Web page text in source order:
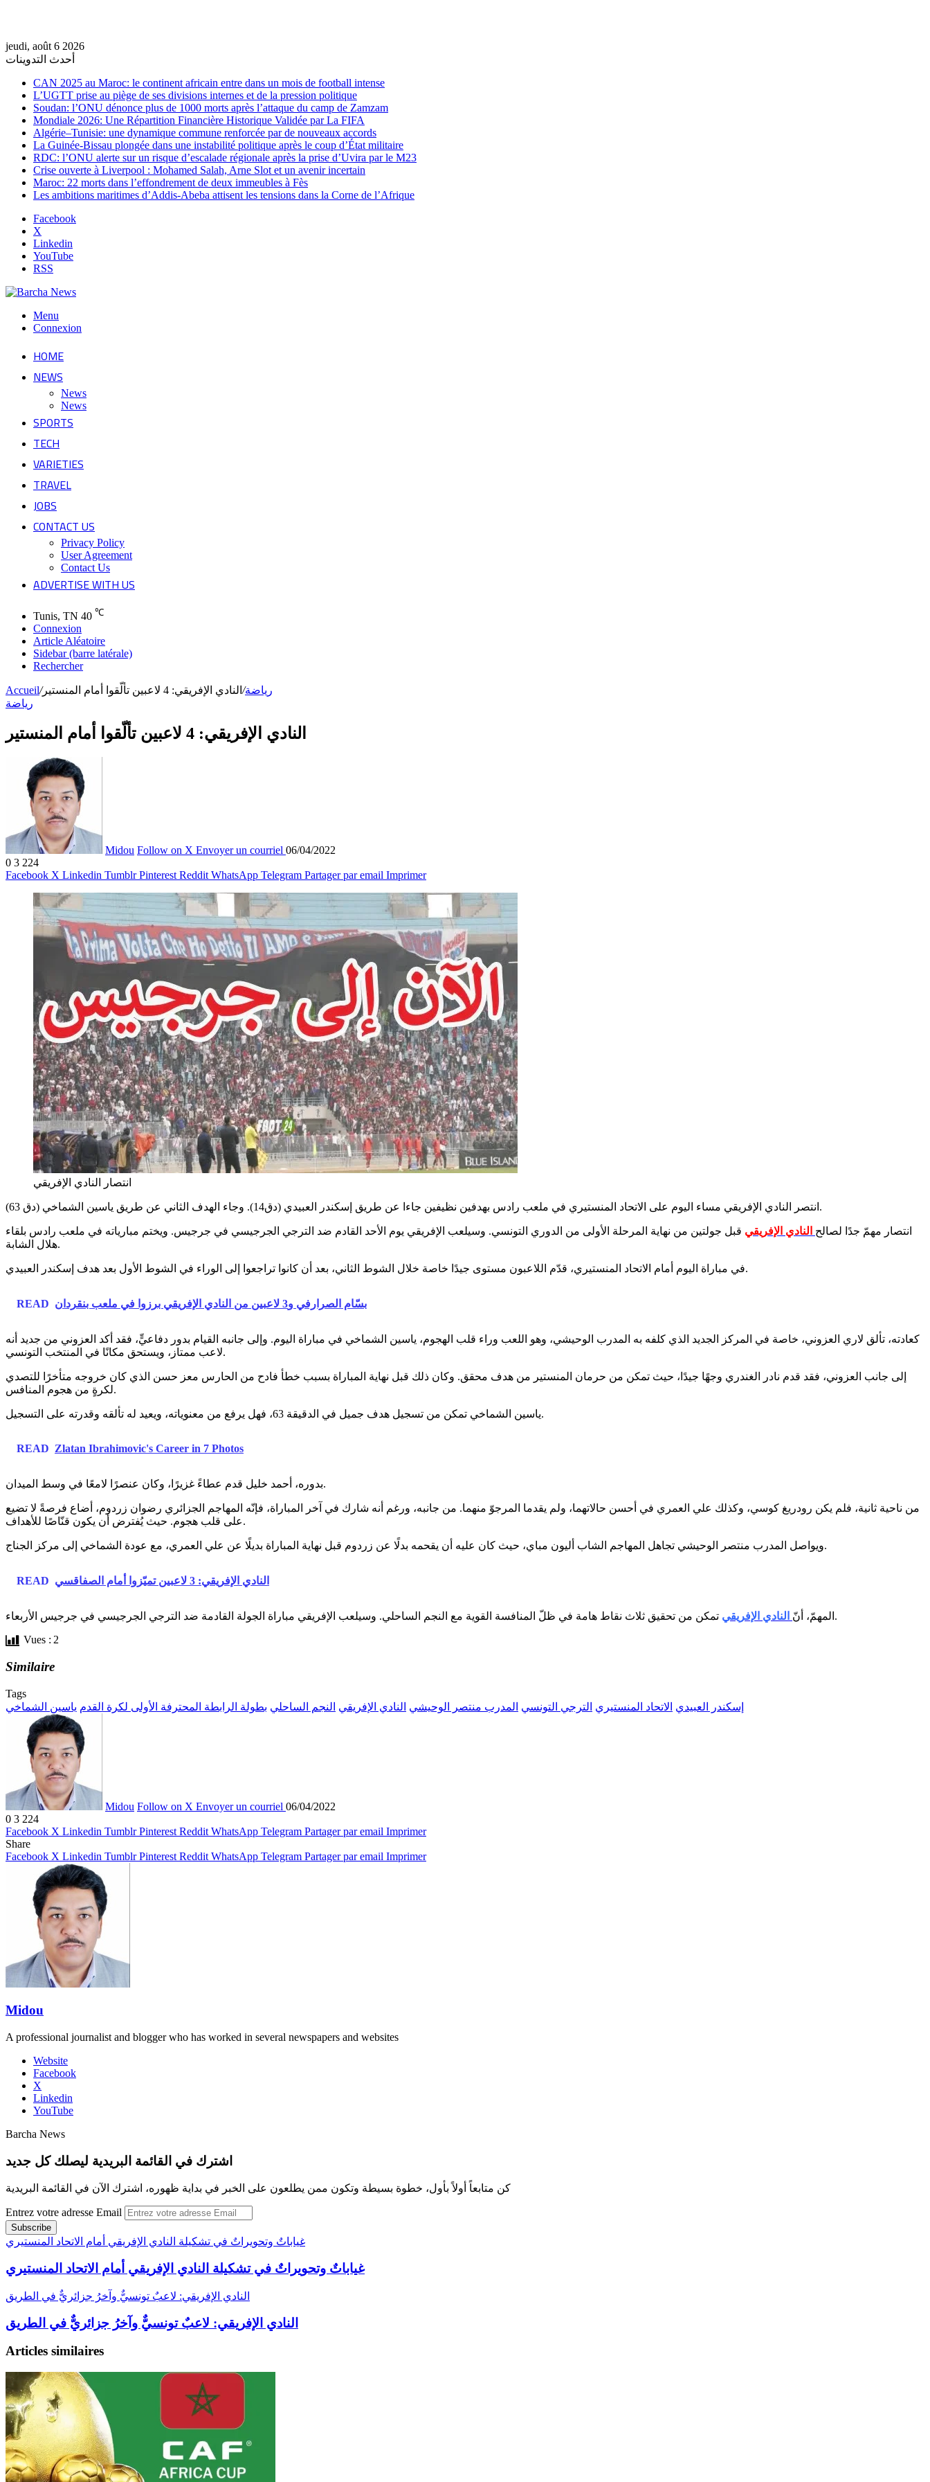
jeudi, août 6 2026
أحدث التدوينات
CAN 2025 au Maroc: le continent africain entre dans un mois de football intense
L’UGTT prise au piège de ses divisions internes et de la pression politique
Soudan: l’ONU dénonce plus de 1000 morts après l’attaque du camp de Zamzam
Mondiale 2026: Une Répartition Financière Historique Validée par La FIFA
Algérie–Tunisie: une dynamique commune renforcée par de nouveaux accords
La Guinée-Bissau plongée dans une instabilité politique après le coup d’État militaire
RDC: l’ONU alerte sur un risque d’escalade régionale après la prise d’Uvira par le M23
Crise ouverte à Liverpool : Mohamed Salah, Arne Slot et un avenir incertain
Maroc: 22 morts dans l’effondrement de deux immeubles à Fès
Les ambitions maritimes d’Addis-Abeba attisent les tensions dans la Corne de l’Afrique
Facebook
X
Linkedin
YouTube
RSS
Menu
Connexion
HOME
NEWS
News
News
SPORTS
TECH
VARIETIES
TRAVEL
JOBS
CONTACT US
Privacy Policy
User Agreement
Contact Us
ADVERTISE WITH US
Tunis, TN 40 ℃
Connexion
Article Aléatoire
Sidebar (barre latérale)
Rechercher
Accueil/ رياضة/ النادي الإفريقي: 4 لاعبين تألّقوا أمام المنستير
رياضة
النادي الإفريقي: 4 لاعبين تألّقوا أمام المنستير
Midou Follow on X Envoyer un courriel 06/04/2022
0 3 224
Facebook X Linkedin Tumblr Pinterest Reddit WhatsApp Telegram Partager par email Imprimer
انتصار النادي الإفريقي
انتصر النادي الإفريقي مساء اليوم على الاتحاد المنستيري في ملعب رادس بهدفين نظيفين جاءا عن طريق إسكندر العبيدي (دق14). وجاء الهدف الثاني عن طريق ياسين الشماخي (دق 63).
انتصار مهمّ جدًا لصالح النادي الإفريقي قبل جولتين من نهاية المرحلة الأولى من الدوري التونسي. وسيلعب الإفريقي يوم الأحد القادم ضد الترجي الجرجيسي في جرجيس. ويختم مبارياته في ملعب رادس بلقاء
هلال الشابة.
في مباراة اليوم أمام الاتحاد المنستيري، قدّم اللاعبون مستوى جيدًا خاصة خلال الشوط الثاني، بعد أن كانوا تراجعوا إلى الوراء في الشوط الأول بعد هدف إسكندر العبيدي.
READ بسّام الصرارفي و3 لاعبين من النادي الإفريقي برزوا في ملعب بنقردان
كعادته، تألق لاري العزوني، خاصة في المركز الجديد الذي كلفه به المدرب الوحيشي، وهو اللعب وراء قلب الهجوم، ياسين الشماخي في مباراة اليوم. وإلى جانبه القيام بدور دفاعيٍّ، فقد أكد العزوني من جديد أنه
لاعب ممتاز، ويستحق مكانًا في المنتخب التونسي.
إلى جانب العزوني، فقد قدم نادر الغندري وجهًا جيدًا، حيث تمكن من حرمان المنستير من هدف محقق. وكان ذلك قبل نهاية المباراة بسبب خطأ فادح من الحارس معز حسن الذي كان خروجه متأخرًا للتصدي
لكرةٍ من هجوم المنافس.
ياسين الشماخي تمكن من تسجيل هدف جميل في الدقيقة 63، فهل يرفع من معنوياته، ويعيد له تألقه وقدرته على التسجيل.
READ Zlatan Ibrahimovic's Career in 7 Photos
بدوره، أحمد خليل قدم عطاءً غزيرًا، وكان عنصرًا لامعًا في وسط الميدان.
من ناحية ثانية، فلم يكن رودريغ كوسي، وكذلك علي العمري في أحسن حالاتهما، ولم يقدما المرجوّ منهما. من جانبه، ورغم أنه شارك في آخر المباراة، فإنّه المهاجم الجزائري رضوان زردوم، أضاع فرصةً لا تضيع
على قلب هجوم. حيث يُفترض أن يكون قنّاصًا للأهداف.
ويواصل المدرب منتصر الوحيشي تجاهل المهاجم الشاب أليون مباي، حيث كان عليه أن يقحمه بدلًا عن زردوم قبل نهاية المباراة بديلًا عن علي العمري، مع عودة الشماخي إلى مركز الجناج.
READ النادي الإفريقي: 3 لاعبين تميّزوا أمام الصفاقسي
المهمّ، أنّ النادي الإفريقي
تمكن من تحقيق ثلاث نقاط هامة في ظلّ المنافسة القوية مع النجم الساحلي. وسيلعب الإفريقي مباراة الجولة القادمة ضد الترجي الجرجيسي في جرجيس الأربعاء.
Vues : 2
Similaire
Tags
إسكندر العبيدي الاتحاد المنستيري الترجي التونسي المدرب منتصر الوحيشي النادي الإفريقي النجم الساحلي بطولة الرابطة المحترفة الأولى لكرة القدم ياسين الشماخي
Midou Follow on X Envoyer un courriel 06/04/2022
0 3 224
Facebook X Linkedin Tumblr Pinterest Reddit WhatsApp Telegram Partager par email Imprimer
Share
Facebook X Linkedin Tumblr Pinterest Reddit WhatsApp Telegram Partager par email Imprimer
Midou
A professional journalist and blogger who has worked in several newspapers and websites
Website
Facebook
X
Linkedin
YouTube
Barcha News
اشترك في القائمة البريدية ليصلك كل جديد
كن متابعاً أولاً بأول، خطوة بسيطة وتكون ممن يطلعون على الخبر في بداية ظهوره، اشترك الآن في القائمة البريدية
Entrez votre adresse Email
غياباتٌ وتحويراتٌ في تشكيلة النادي الإفريقي أمام الاتحاد المنستيري
غياباتٌ وتحويراتٌ في تشكيلة النادي الإفريقي أمام الاتحاد المنستيري
النادي الإفريقي: لاعبٌ تونسيٌّ وآخرُ جزائريٌّ في الطريق
النادي الإفريقي: لاعبٌ تونسيٌّ وآخرُ جزائريٌّ في الطريق
Articles similaires